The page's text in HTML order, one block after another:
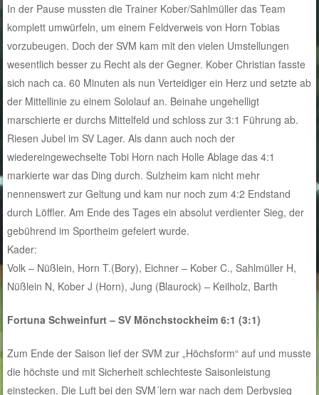
In der Pause mussten die Trainer Kober/Sahlmüller das Team
komplett umwürfeln, um einem Feldverweis von Horn Tobias
vorzubeugen. Doch der SVM kam mit den vielen Umstellungen
wesentlich besser zu Recht als der Gegner. Kober Christian fasste
sich nach ca. 60 Minuten als nun Verteidiger ein Herz und setzte ab
der Mittellinie zu einem Sololauf an. Beinahe ungehelligt
marschierte er durchs Mittelfeld und schloss zur 3:1 Führung ab.
Riesen Jubel im SV Lager. Als dann auch noch der
wiedereingewechselte Tobi Horn nach Holle Ablage das 4:1
markierte war das Ding durch. Sulzheim kam nicht mehr
nennenswert zur Geltung und kam nur noch zum 4:2 Endstand
durch Löffler. Am Ende des Tages ein absolut verdienter Sieg, der
gebührend im Sportheim gefeiert wurde.
Kader:
Volk – Nüßlein, Horn T.(Bory), Eichner – Kober C., Sahlmüller H,
Nüßlein N, Kober J (Horn), Jung (Blaurock) – Keilholz, Barth
Fortuna Schweinfurt – SV Mönchstockheim 6:1 (3:1)
Zum Ende der Saison lief der SVM zur „Höchsform“ auf und musste
die höchste und mit Sicherheit schlechteste Saisonleistung
einstecken. Die Luft bei den SVM´lern war nach dem Derbysieg